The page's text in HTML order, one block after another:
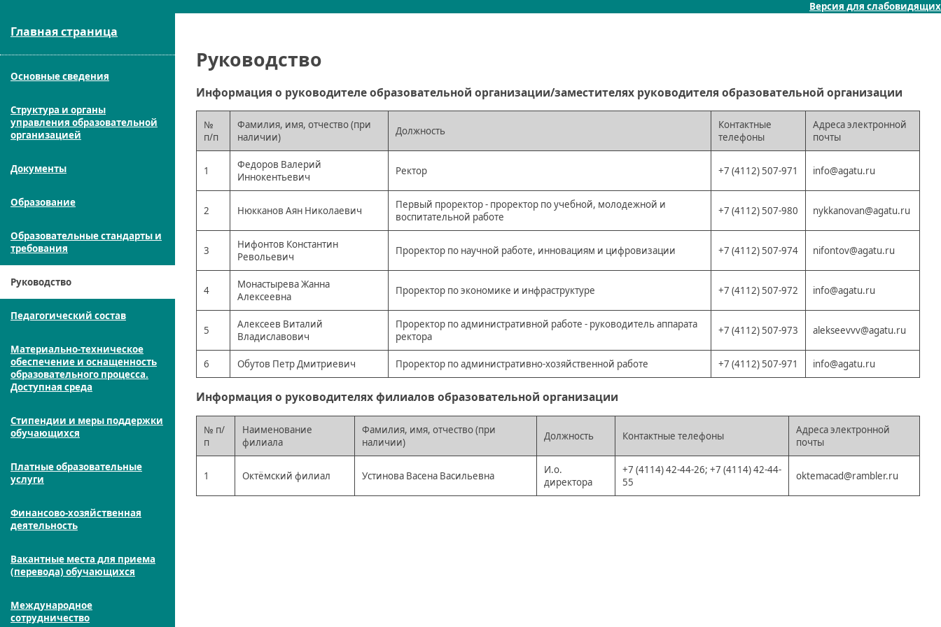
Версия для слабовидящих
Главная страница
Основные сведения
Структура и органы
управления образовательной
организацией
Документы
Образование
Образовательные стандарты и
требования
Руководство
Педагогический состав
Материально-техническое
обеспечение и оснащенность
образовательного процесса.
Доступная среда
Стипендии и меры поддержки
обучающихся
Платные образовательные
услуги
Финансово-хозяйственная
деятельность
Вакантные места для приема
(перевода) обучающихся
Международное
сотрудничество
Руководство
Информация о руководителе образовательной организации/заместителях руководителя образовательной организации
№
п/п
Фамилия, имя, отчество (при
наличии)
Должность
Контактные
телефоны
Адреса электронной
почты
1
Федоров Валерий
Иннокентьевич
Ректор +7 (4112) 507-971 info@agatu.ru
2 Нюкканов Аян Николаевич
Первый проректор - проректор по учебной, молодежной и
воспитательной работе
+7 (4112) 507-980 nykkanovan@agatu.ru
3
Нифонтов Константин
Револьевич
Проректор по научной работе, инновациям и цифровизации +7 (4112) 507-974 nifontov@agatu.ru
4
Монастырева Жанна
Алексеевна
Проректор по экономике и инфраструктуре +7 (4112) 507-972 info@agatu.ru
5
Алексеев Виталий
Владиславович
Проректор по административной работе - руководитель аппарата
ректора
+7 (4112) 507-973 alekseevvv@agatu.ru
6 Обутов Петр Дмитриевич Проректор по административно-хозяйственной работе +7 (4112) 507-971 info@agatu.ru
Информация о руководителях филиалов образовательной организации
№ п/
п
Наименование
филиала
Фамилия, имя, отчество (при
наличии)
Должность Контактные телефоны
Адреса электронной
почты
1 Октёмский филиал Устинова Васена Васильевна
И.о.
директора
+7 (4114) 42-44-26; +7 (4114) 42-44-
55
oktemacad@rambler.ru